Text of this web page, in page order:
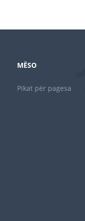
MËSO
Pikat për pagesa